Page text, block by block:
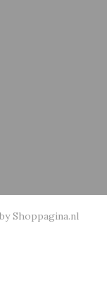
Shoppagina.nl